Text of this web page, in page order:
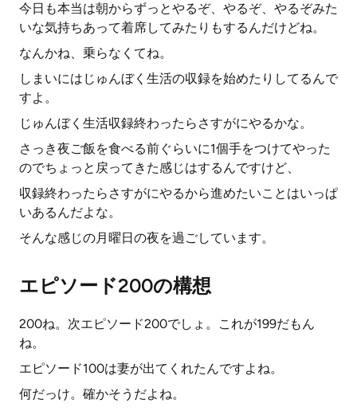
今日も本当は朝からずっとやるぞ、やるぞ、やるぞみた
いな気持ちあって着席してみたりもするんだけどね。
なんかね、乗らなくてね。
しまいにはじゅんぼく生活の収録を始めたりしてるんで
すよ。
じゅんぼく生活収録終わったらさすがにやるかな。
さっき夜ご飯を食べる前ぐらいに1個手をつけてやった
のでちょっと戻ってきた感じはするんですけど、
収録終わったらさすがにやるから進めたいことはいっぱ
いあるんだよな。
そんな感じの月曜日の夜を過ごしています。
エピソード200の構想
200ね。次エピソード200でしょ。これが199だもん
ね。
エピソード100は妻が出てくれたんですよね。
何だっけ。確かそうだよね。